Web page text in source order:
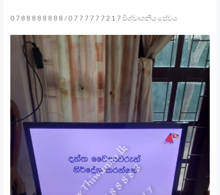
0 7 8 8 8 8 8 8 8 8 / 0 7 7 7 7 7 7 2 1 7 විශ්වාශනිය සේවය